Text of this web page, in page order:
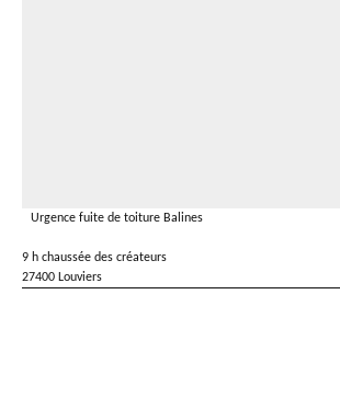
Urgence fuite de toiture Balines
9 h chaussée des créateurs
27400 Louviers